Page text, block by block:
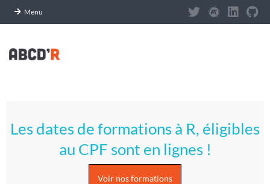
Menu
content
S
Menu
Les dates de formations à R, éligibles
au CPF sont en lignes !
Voir nos formations
Panneau de gestion des cookies